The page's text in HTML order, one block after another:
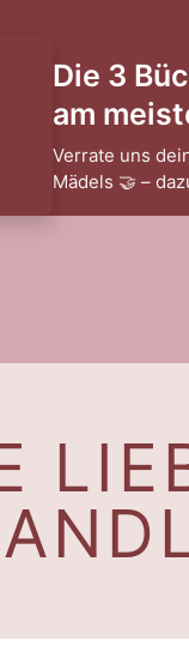
Die 3
am
Verrate uns
Mädels 🤝 –